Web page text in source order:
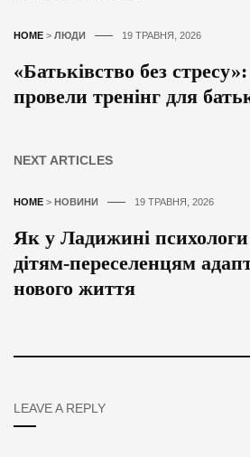
HOME > ЛЮДИ 19 ТРАВНЯ, 2026
«Батьківство без
провели тренінг для
NEXT ARTICLES
HOME > НОВИНИ 19 ТРАВНЯ, 2026
Як у Ладижині
дітям-переселенцям
нового життя
LEAVE A REPLY